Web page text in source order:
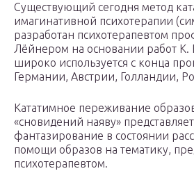
Существующий сегодня метод
имагинативной психотерапии
разработан психотерапевтом
Лёйнером на основании работ К.
широко используется с конца
Германии, Австрии, Голландии,
Кататимное переживание
«сновидений наяву»
фантазирование в состоянии
помощи образов на тематику,
психотерапевтом.